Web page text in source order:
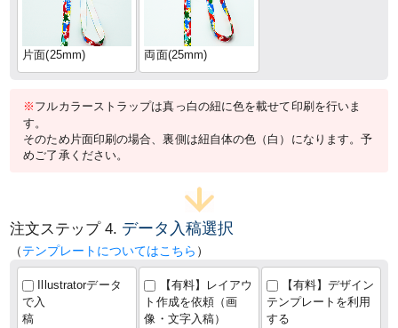
片面(25mm) 両面(25mm)
※ フルカラーストラップは真っ白の紐に色を載せて印刷を行いま
す。
そのため片面印刷の場合、裏側は紐自体の色（白）になります。予
めご了承ください。
注文ステップ 4. データ入稿選択
（テンプレートについてはこちら ）
Illustratorデータ
で入
稿
【有料】レイアウ
ト作成を依頼（画
像・文字入稿）
【有料】デザイン
テンプレートを利用
する